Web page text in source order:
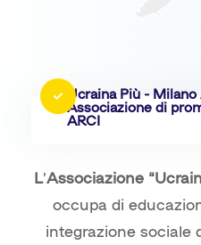
Ucraina Più - Milano
Associazione di
ARCI
L’Associazione
occupa di
integrazione sociale